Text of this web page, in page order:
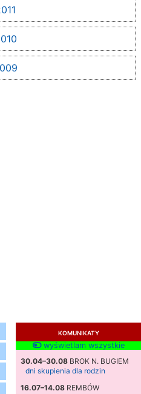
KOMUNIKATY
wyświetlam wszystkie
30.04–30.08 BROK N. BUGIEM
dni skupienia dla rodzin
16.07–14.08 REMBÓW